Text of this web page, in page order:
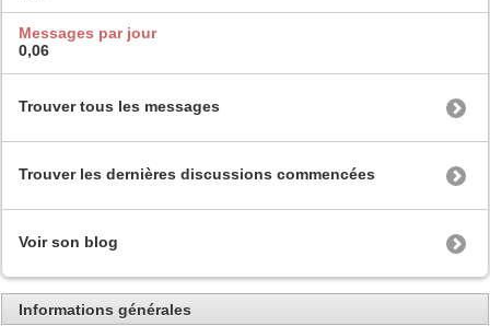
Messages par jour
0,06
Trouver tous les messages
Trouver les dernières discussions commencées
Voir son blog
Informations générales